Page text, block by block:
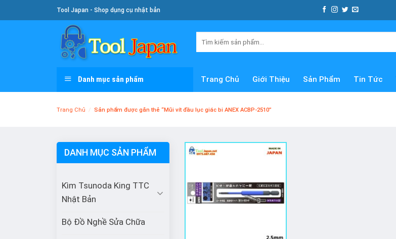
To
Tool Japan - Shop dụng cụ nhật bản
Danh mục sản phẩm Trang Chủ Giới Thiệu Sản Phẩm Tin Tức
Trang Chủ / Sản phẩm được gắn thẻ “Mũi vít đầu lục giác bi ANEX ACBP-2510”
DANH MỤC SẢN PHẨM
Kìm Tsunoda King TTC
Nhật Bản
Bộ Đồ Nghề Sửa Chữa